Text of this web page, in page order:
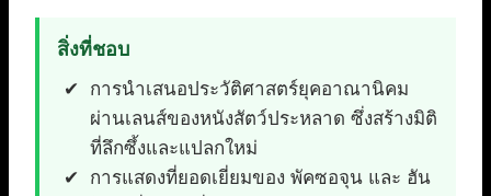
สิ่งที่ชอบ
การนำเสนอประวัติศาสตร์ยุคอาณานิคม
ผ่านเลนส์ของหนังสัตว์ประหลาด ซึ่งสร้างมิติ
ที่ลึกซึ้งและแปลกใหม่
การแสดงที่ยอดเยี่ยมของ พัคซอจุน และ ฮัน